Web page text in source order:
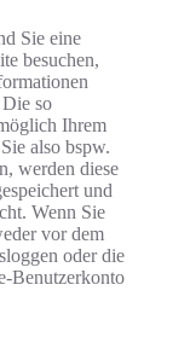
Sie eine
besuchen,
so
Ihrem
also bspw.
werden diese
und
Wenn Sie
vor dem
oder die
Benutzerkonto